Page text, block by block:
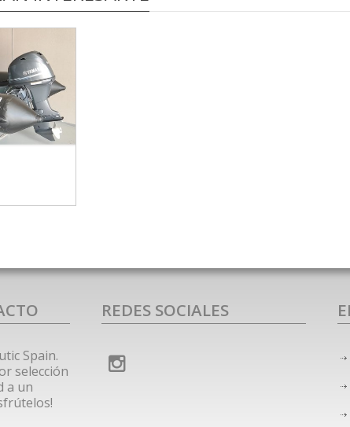
Spain.
selección
a un
REDES SOCIALES